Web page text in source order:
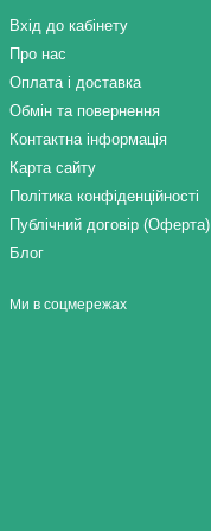
Вхід до кабінету
Про нас
Оплата і доставка
Обмін та повернення
Контактна інформація
Карта сайту
Політика конфіденційності
Публічний договір (Оферта)
Блог
Ми в соцмережах